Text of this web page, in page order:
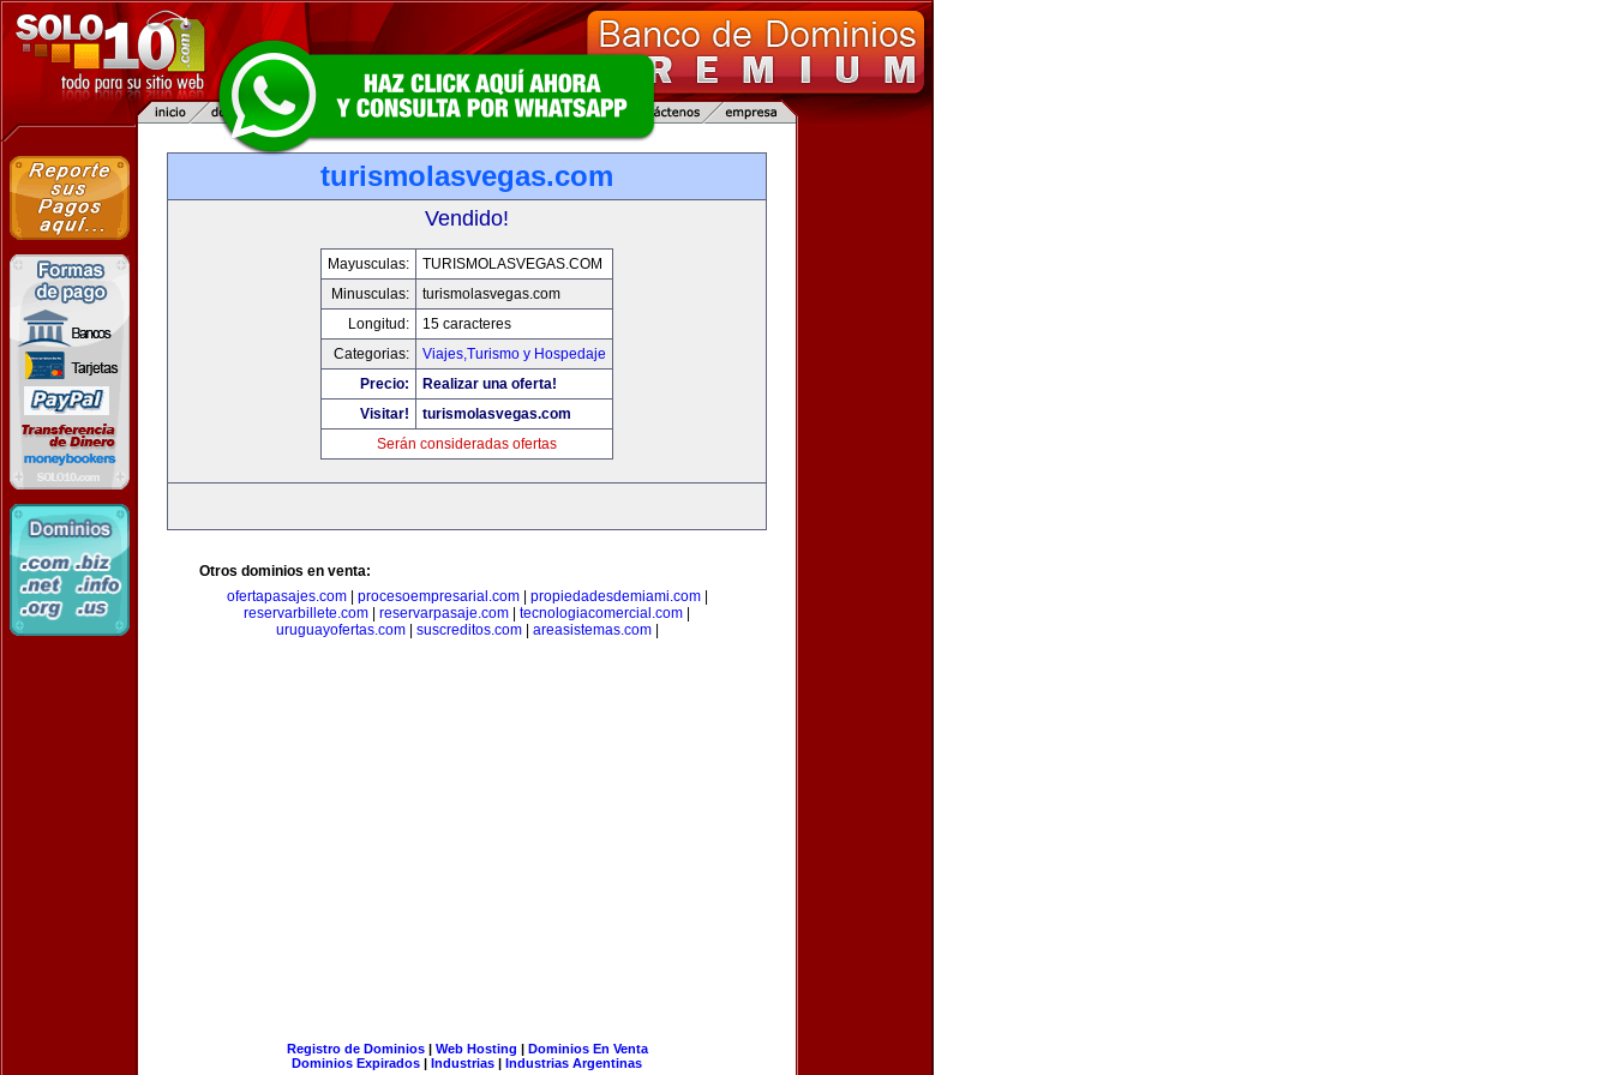
turismolasvegas.com
Vendido!
Mayusculas:
TURISMOLASVEGAS.COM
Minusculas:
turismolasvegas.com
Longitud:
15 caracteres
Categorias:
Viajes,Turismo y Hospedaje
Precio:
Realizar una oferta!
Visitar!
turismolasvegas.com
Serán consideradas ofertas
Otros dominios en venta:
ofertapasajes.com| procesoempresarial.com| propiedadesdemiami.com|
reservarbillete.com
reservarpasaje.com tecnologiacomercial.com
uruguayofertas.com| suscreditos.com| areasistemas.com|
Registro de Dominios| Web Hosting | Dominios En Venta
Dominios Expirados | Industrias | Industrias Argentinas